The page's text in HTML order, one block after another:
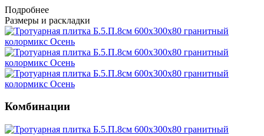
Подробнее
Размеры и раскладки
Комбинации